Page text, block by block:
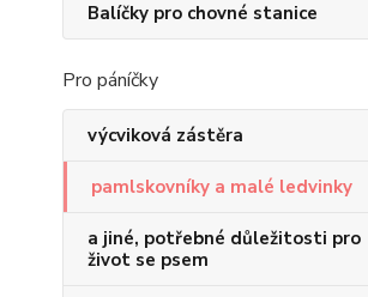
Balíčky pro chovné stanice
Pro páníčky
výcviková zástěra
pamlskovníky a malé ledvinky
a jiné, potřebné důležitosti pro
život se psem